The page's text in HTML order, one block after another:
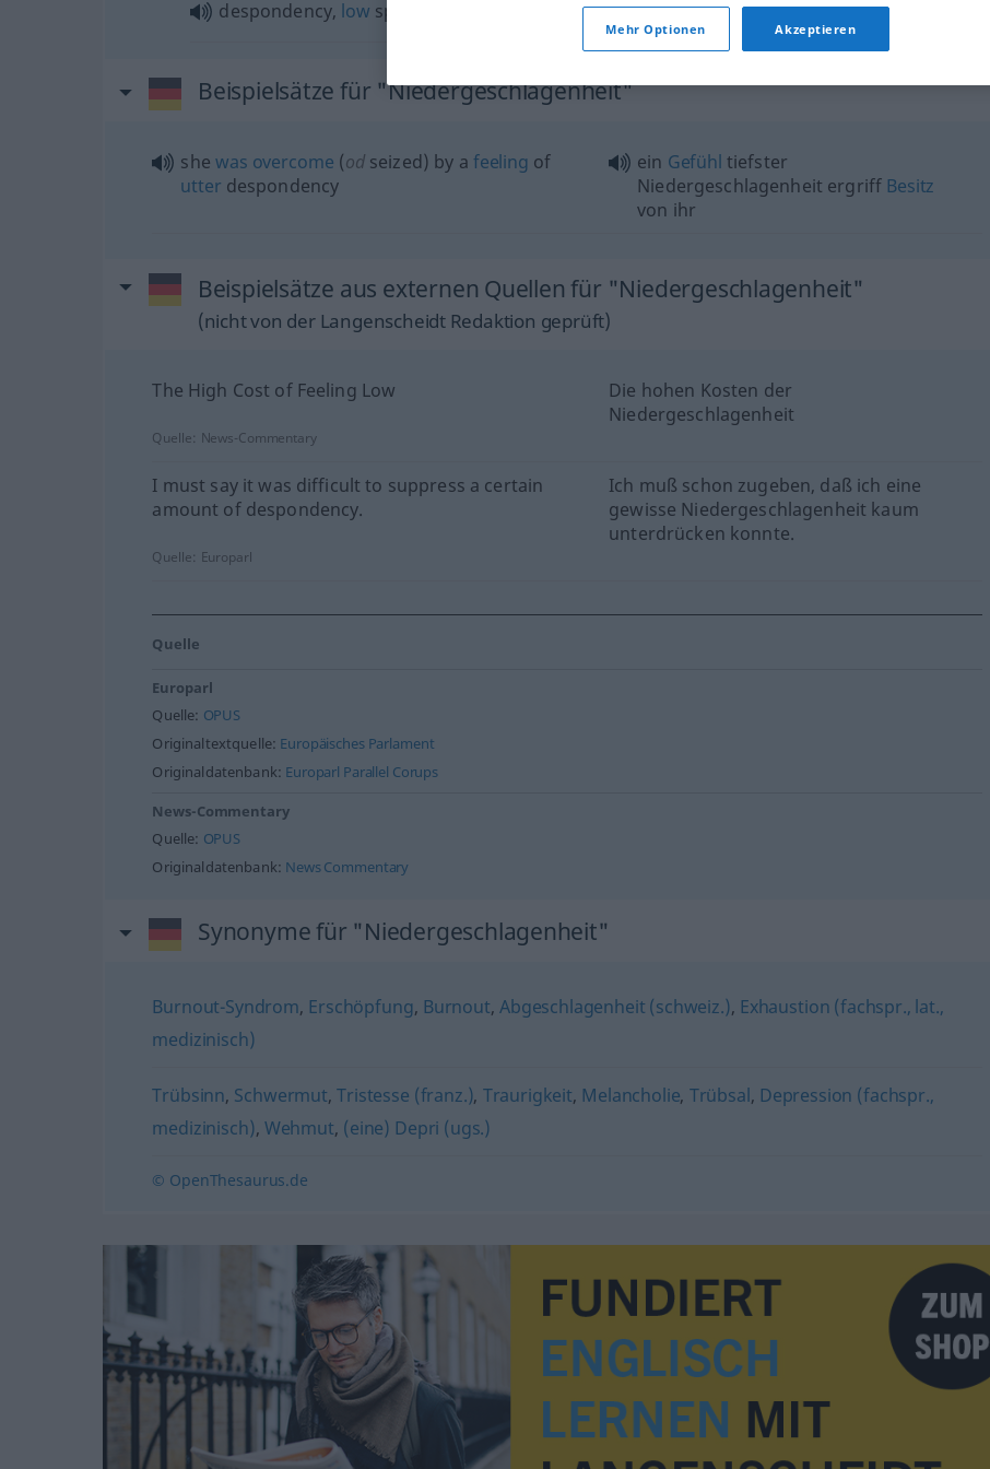
despondency, low spirits NiedergeschlagenheitMutlosigkeit
Beispielsätze für "Niedergeschlagenheit"
she was overcome (odseized) by a feeling of
utter despondency
ein Gefühl tiefster
Niedergeschlagenheit ergriff Besitz
von ihr
Beispielsätze aus externen Quellen für "Niedergeschlagenheit"
(nicht von der Langenscheidt Redaktion geprüft)
The High Cost of Feeling Low
Die hohen Kosten der
Niedergeschlagenheit
Quelle: News-Commentary
I must say it was difficult to suppress a certain
amount of despondency.
Ich muß schon zugeben, daß ich eine
gewisse Niedergeschlagenheit kaum
unterdrücken konnte.
Quelle: Europarl
Quelle
Europarl
Quelle: OPUS
Originaltextquelle: Europäisches Parlament
Originaldatenbank: Europarl Parallel Corups
News-Commentary
Quelle: OPUS
Originaldatenbank: News Commentary
Synonyme für "Niedergeschlagenheit"
Burnout-Syndrom, Erschöpfung, Burnout, Abgeschlagenheit (schweiz.), Exhaustion (fachspr., lat.,
medizinisch)
Trübsinn, Schwermut,Tristesse (franz.), Traurigkeit, Melancholie, Trübsal, Depression (fachspr.,
medizinisch), Wehmut, (eine) Depri (ugs.)
© OpenThesaurus.de
Mehr Optionen Akzeptieren